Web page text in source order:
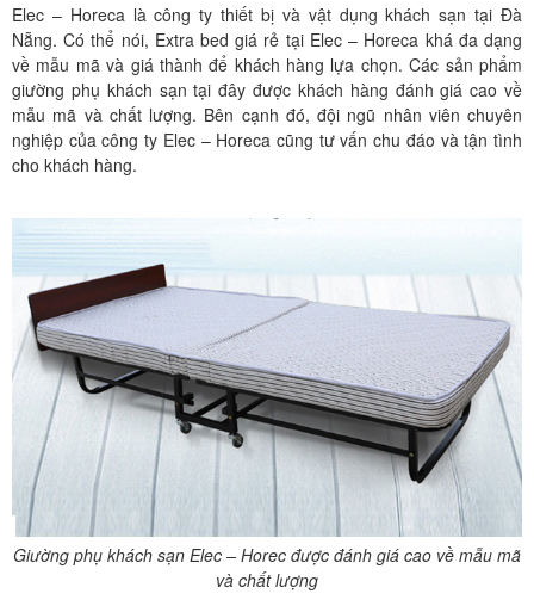
Elec – Horeca là công ty thiết bị và vật dụng khách sạn tại Đà
Nẵng. Có thể nói, Extra bed giá rẻ tại Elec – Horeca khá đa dạng
về mẫu mã và giá thành để khách hàng lựa chọn. Các sản phẩm
giường phụ khách sạn tại đây được khách hàng đánh giá cao về
mẫu mã và chất lượng. Bên cạnh đó, đội ngũ nhân viên chuyên
nghiệp của công ty Elec – Horeca cũng tư vấn chu đáo và tận tình
cho khách hàng.
Giường phụ khách sạn Elec – Horec được đánh giá cao về mẫu mã
và chất lượng